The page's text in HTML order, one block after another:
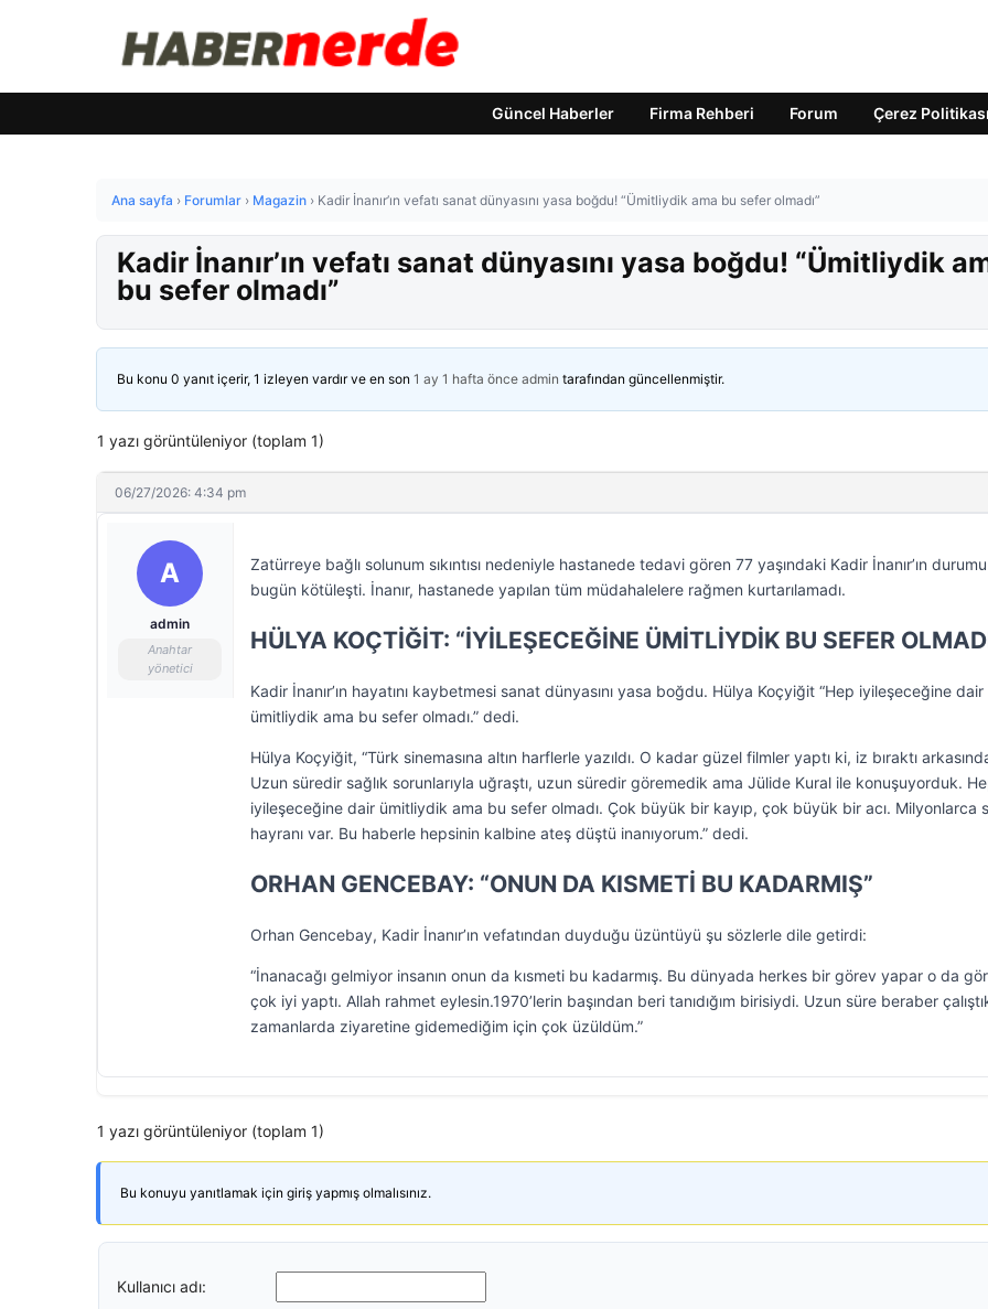
Güncel Haberler Firma Rehberi Forum Çerez Politikası
Ana sayfa › Forumlar › Magazin › Kadir İnanır’ın vefatı sanat dünyasını yasa boğdu! “Ümitliydik ama bu sefer olmadı”
Kadir İnanır’ın vefatı sanat dünyasını yasa boğdu! “Ümitliydik
bu sefer olmadı”
Bu konu 0 yanıt içerir, 1 izleyen vardır ve en son 1 ay 1 hafta önce admin tarafından güncellenmiştir.
1 yazı görüntüleniyor (toplam 1)
06/27/2026: 4:34 pm
A
admin
Anahtar
yönetici
Zatürreye bağlı solunum sıkıntısı nedeniyle hastanede tedavi gören 77 yaşındaki Kadir İnanır’ın durumu
bugün kötüleşti. İnanır, hastanede yapılan tüm müdahalelere rağmen kurtarılamadı.
HÜLYA KOÇTİĞİT: “İYİLEŞECEĞİNE ÜMİTLİYDİK BU SEFER
Kadir İnanır’ın hayatını kaybetmesi sanat dünyasını yasa boğdu. Hülya Koçyiğit “Hep iyileşeceğine dair
ümitliydik ama bu sefer olmadı.” dedi.
Hülya Koçyiğit, “Türk sinemasına altın harflerle yazıldı. O kadar güzel filmler yaptı ki, iz bıraktı
Uzun süredir sağlık sorunlarıyla uğraştı, uzun süredir göremedik ama Jülide Kural ile konuşuyorduk.
iyileşeceğine dair ümitliydik ama bu sefer olmadı. Çok büyük bir kayıp, çok büyük bir acı. Milyonlarca
hayranı var. Bu haberle hepsinin kalbine ateş düştü inanıyorum.” dedi.
ORHAN GENCEBAY: “ONUN DA KISMETİ BU KADARMIŞ”
Orhan Gencebay, Kadir İnanır’ın vefatından duyduğu üzüntüyü şu sözlerle dile getirdi:
“İnanacağı gelmiyor insanın onun da kısmeti bu kadarmış. Bu dünyada herkes bir görev yapar o da
çok iyi yaptı. Allah rahmet eylesin.1970’lerin başından beri tanıdığım birisiydi. Uzun süre beraber
zamanlarda ziyaretine gidemediğim için çok üzüldüm.”
1 yazı görüntüleniyor (toplam 1)
Bu konuyu yanıtlamak için giriş yapmış olmalısınız.
Kullanıcı adı: